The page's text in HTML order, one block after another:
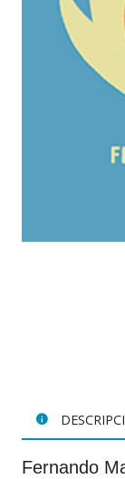
Fernando